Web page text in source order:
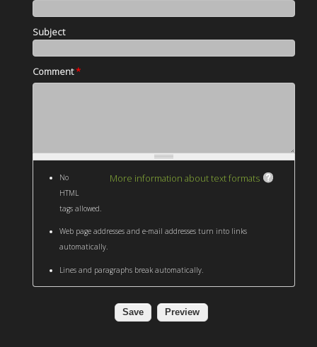
Subject
Comment*
More information about text formats
No
HTML
tags allowed.
Web page addresses and e-mail addresses turn into links
automatically.
Lines and paragraphs break automatically.